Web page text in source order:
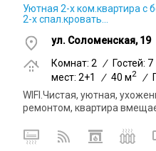
Уютная 2-х ком.квартира с
2-х спал.кровать...
ул. Соломенская, 19
Комнат: 2
/ Гостей: 7
мест: 2+1
/ 40 м2 /
WIFI.Чистая, уютная,
ремонтом, квартира